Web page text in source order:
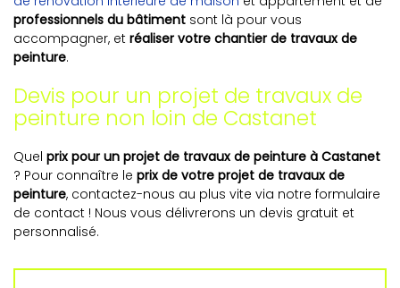
professionnels du bâtiment sont là pour vous
accompagner, et réaliser votre chantier de travaux de
peinture.
Devis pour un projet de travaux de
peinture non loin de Castanet
Quel prix pour un projet de travaux de peinture à Castanet
? Pour connaître le prix de votre projet de travaux de
peinture, contactez-nous au plus vite via notre formulaire
de contact ! Nous vous délivrerons un devis gratuit et
personnalisé.